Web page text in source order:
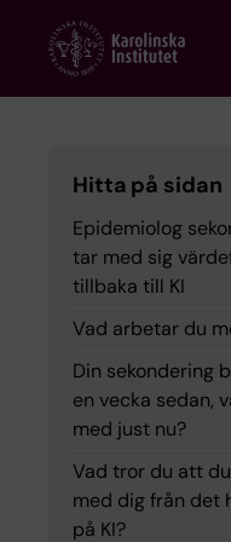
content
Hitta på sidan
Epidemiolog
tar med sig
tillbaka till KI
Vad arbetar du
Din sekondering
en vecka sedan,
med just nu?
Vad tror du att
med dig från det
på KI?